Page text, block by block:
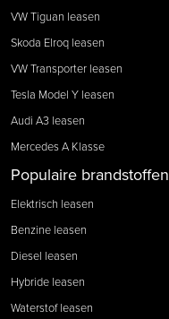
VW Tiguan leasen
Skoda Elroq leasen
VW Transporter leasen
Tesla Model Y leasen
Audi A3 leasen
Mercedes A Klasse
Populaire brandstoffen
Elektrisch leasen
Benzine leasen
Diesel leasen
Hybride leasen
Waterstof leasen